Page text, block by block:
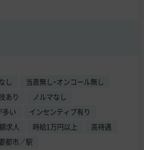
し
当直無し・オンコール無し
あり
ノルマなし
多い
インセンティブ有り
求人
時給1万円以上
高待遇
都市／駅